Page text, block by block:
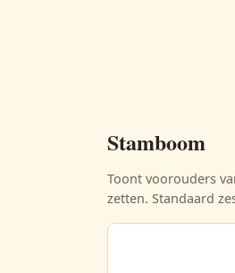
Stamboom
Toont voorouders
zetten. Standaard